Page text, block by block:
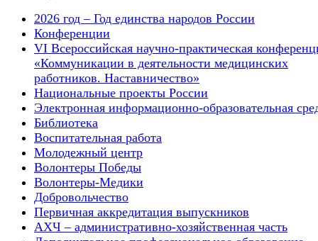
2026 год – Год единства народов России
Конференции
VI Всероссийская научно-практическая
«Коммуникации в деятельности медицинских
работников. Наставничество»
Национальные проекты России
Электронная информационно-образовательная
Библиотека
Воспитательная работа
Молодежный центр
Волонтеры Победы
Волонтеры-Медики
Добровольчество
Первичная аккредитация выпускников
АХЧ – административно-хозяйственная часть